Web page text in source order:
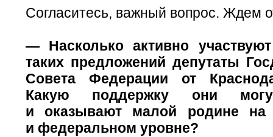
Согласитесь, важный вопрос. Ждем
— Насколько активно
таких предложений депутаты
Совета Федерации от
Какую поддержку они
и оказывают малой родине на
и федеральном уровне?